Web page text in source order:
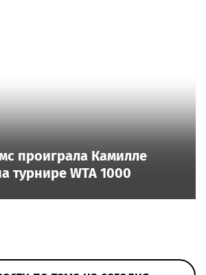
проиграла Камилле
турнире WTA 1000